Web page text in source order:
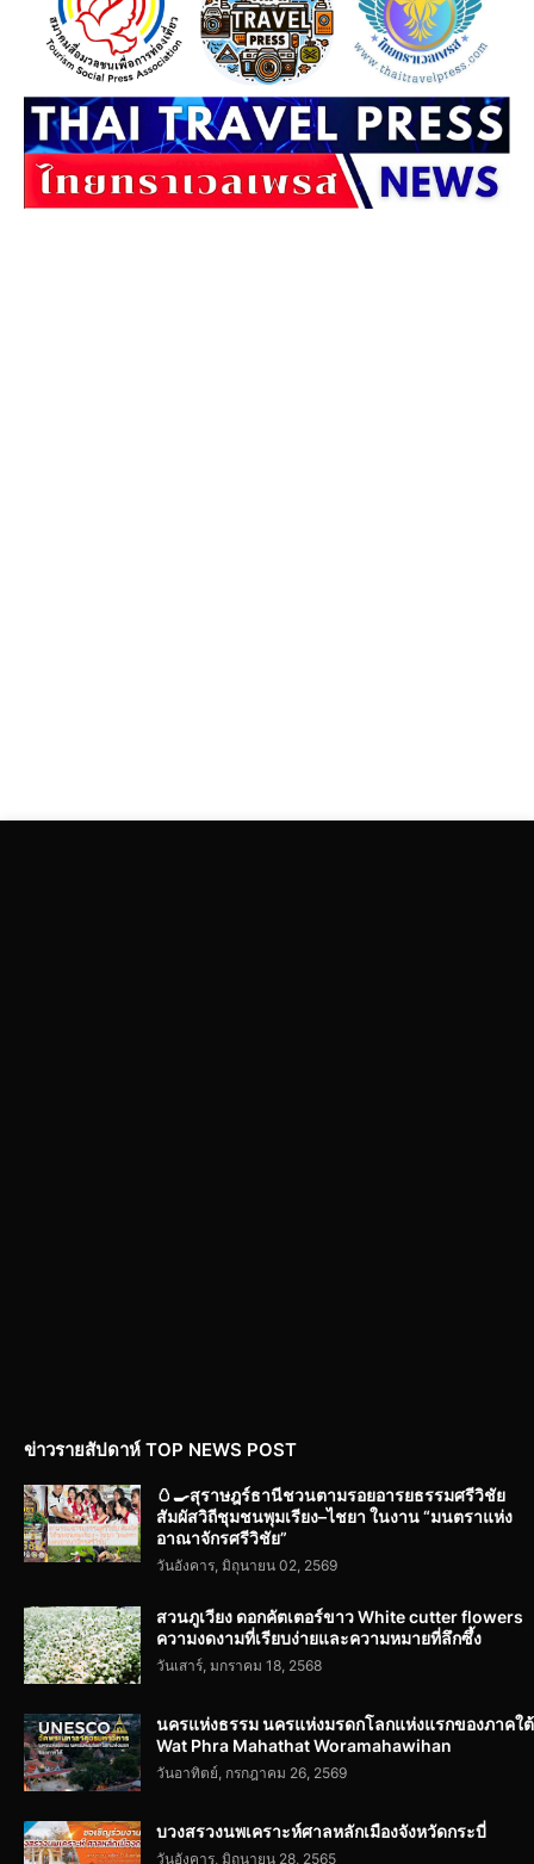
ข่าวรายสัปดาห์ TOP NEWS POST
🥚🍳สุราษฎร์ธานีชวนตามรอยอารยธรรมศรีวิชัย
สัมผัสวิถีชุมชนพุมเรียง–ไชยา ในงาน “มนตราแห่ง
อาณาจักรศรีวิชัย”
วันอังคาร, มิถุนายน 02, 2569
สวนภูเวียง ดอกคัตเตอร์ขาว White cutter flowers
ความงดงามที่เรียบง่ายและความหมายที่ลึกซึ้ง
วันเสาร์, มกราคม 18, 2568
นครแห่งธรรม นครแห่งมรดกโลกแห่งแรกของภาคใต้
Wat Phra Mahathat Woramahawihan
วันอาทิตย์, กรกฎาคม 26, 2569
บวงสรวงนพเคราะห์ศาลหลักเมืองจังหวัดกระบี่
วันอังคาร, มิถุนายน 28, 2565